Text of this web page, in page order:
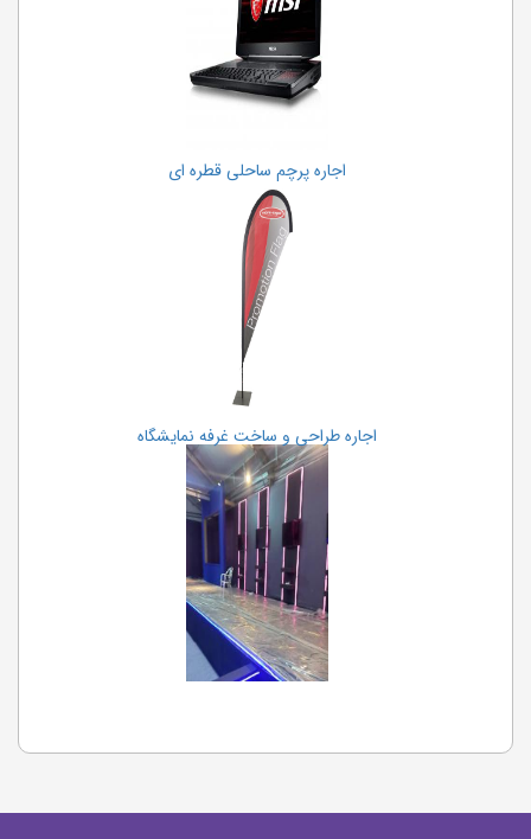
اجاره پرچم ساحلی قطره ای
اجاره طراحی و ساخت غرفه نمایشگاه